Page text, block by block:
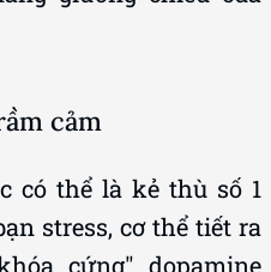
có thể là kẻ thù số 1
stress, cơ thể tiết ra
cứng" dopamine
Bạn nhớ những